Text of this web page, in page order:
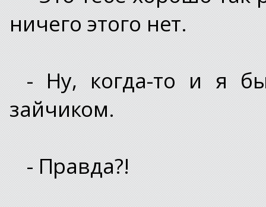
ничего этого нет.
- Ну, когда-то и я
зайчиком.
- Правда?!